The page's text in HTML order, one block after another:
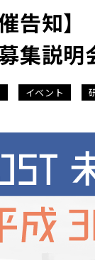
催告知
集説明
イベント